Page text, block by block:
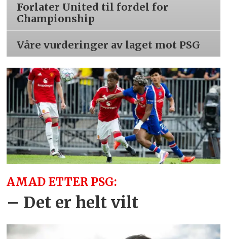
Forlater United til fordel for
Championship
Våre vurderinger av laget mot PSG
AMAD ETTER PSG:
– Det er helt vilt